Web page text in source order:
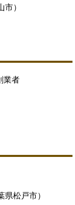
）
業者
松戸市）